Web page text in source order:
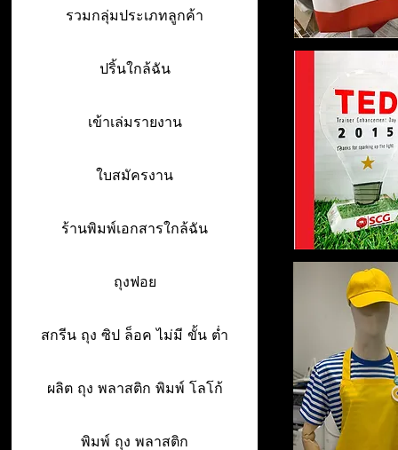
รวมกลุ่มประเภทลูกค้า
ปริ้นใกล้ฉัน
เข้าเล่มรายงาน
ใบสมัครงาน
ร้านพิมพ์เอกสารใกล้ฉัน
ถุงฟอย
สกรีน ถุง ซิป ล็อค ไม่มี ขั้น ต่ำ
ผลิต ถุง พลาสติก พิมพ์ โลโก้
พิมพ์ ถุง พลาสติก